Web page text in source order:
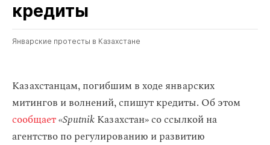
кредиты
Январские протесты в Казахстане
Казахстанцам, погибшим в ходе январских
митингов и волнений, спишут кредиты. Об этом
сообщает«SputnikКазахстан» со ссылкой на
агентство по регулированию и развитию